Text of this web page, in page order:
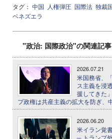
タグ： 中国 人権弾圧 国際法 独裁
ベネズエラ
"政治: 国際政治"の関連記事
2026.07.21
米国務省、
ス主義を浸
援してきた
プ政権は共産主義の拡大を防ぎ、
2026.06.20
米イラン覚
─ トランプ